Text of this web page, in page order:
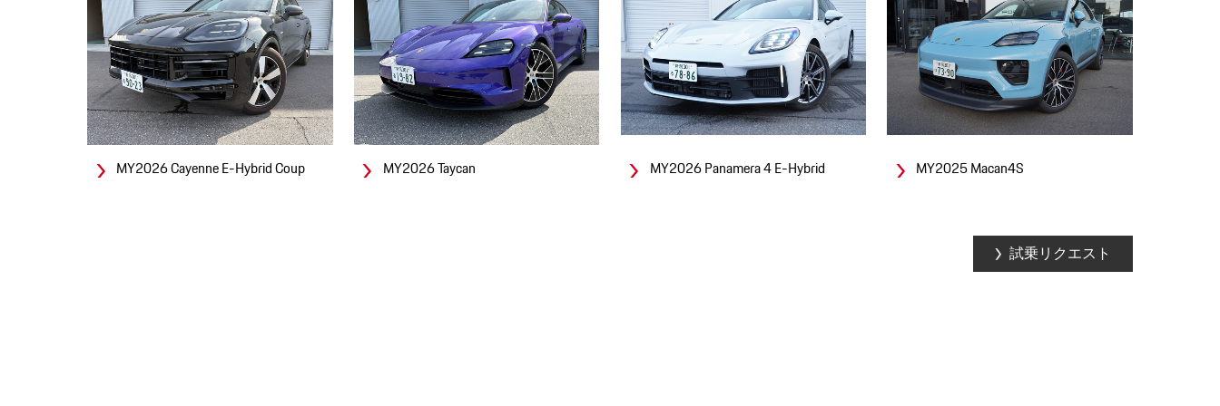
MY2026 Cayenne E-Hybrid Coup MY2026 Taycan MY2026 Panamera 4 E-Hybrid MY2025 Macan4S
試乗リクエスト